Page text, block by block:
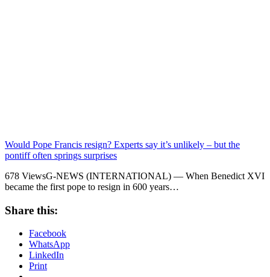
Would Pope Francis resign? Experts say it’s unlikely – but the
pontiff often springs surprises
678 ViewsG-NEWS (INTERNATIONAL) — When Benedict XVI
became the first pope to resign in 600 years…
Share this:
Facebook
WhatsApp
LinkedIn
Print